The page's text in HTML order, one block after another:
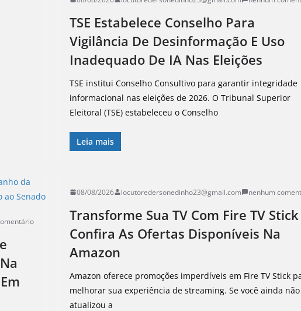
TSE Estabelece Conselho Para
Vigilância De Desinformação E Uso
Inadequado De IA Nas Eleições
TSE institui Conselho Consultivo para garantir integridade
informacional nas eleições de 2026. O Tribunal Superior
Eleitoral (TSE) estabeleceu o Conselho
Leia mais
08/08/2026 locutoredersonedinho23@gmail.com nenhum
Transforme Sua TV Com Fire TV Stick
Confira As Ofertas Disponíveis Na
Amazon
Amazon oferece promoções imperdíveis em Fire TV Stick
melhorar sua experiência de streaming. Se você ainda não
atualizou a